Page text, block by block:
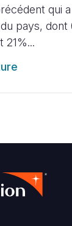
qui
pays,
21%...